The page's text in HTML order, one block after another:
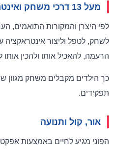
מעל 13 דרכי משחק ואינטראקציה
לשחק, לטפל וליצור
הרעמה, להאכיל אותו ולהכין אותו
כך הילדים מקבלים משחק מגוון
תפקידים.
אור, קול ותנועה
הפוני מגיע לחיים באמצעות